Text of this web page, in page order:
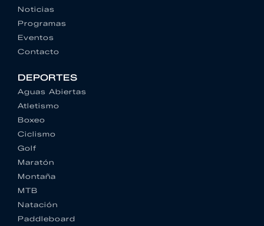
Noticias
Programas
Eventos
Contacto
DEPORTES
Aguas Abiertas
Atletismo
Boxeo
Ciclismo
Golf
Maratón
Montaña
MTB
Natación
Paddleboard